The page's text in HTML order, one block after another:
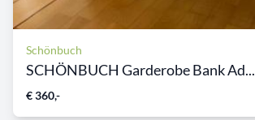
Schönbuch
SCHÖNBUCH Garderobe Bank Ad...
€ 360,-